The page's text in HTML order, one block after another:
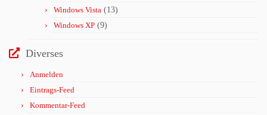
Windows Vista (13)
Windows XP (9)
Diverses
Anmelden
Eintrags-Feed
Kommentar-Feed